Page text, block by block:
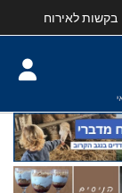
בקשות לאירוח